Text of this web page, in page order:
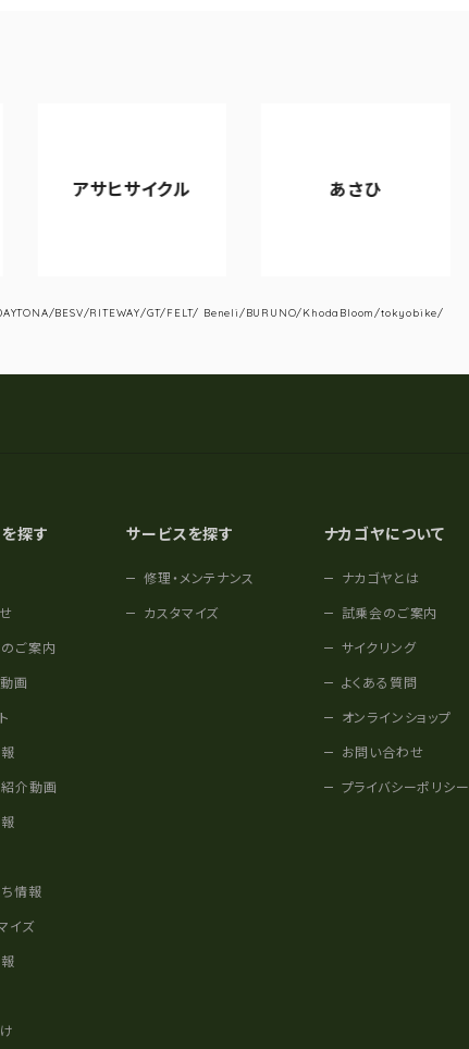
アサヒサイクル あさひ
BESV/RITEWAY/GT/FELT/ Beneli/BURUNO/KhodaBloom/tokyobike/
探す
ご案内
画
介動画
情報
イズ
サービスを探す
修理・メンテナンス
カスタマイズ
ナカゴヤについて
ナカゴヤとは
試乗会のご案内
サイクリング
よくある質問
オンラインショップ
お問い合わせ
プライバシーポリシー